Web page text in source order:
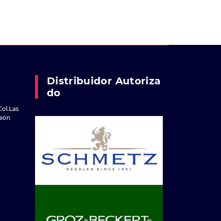
Distribuidor Autoriza
Do